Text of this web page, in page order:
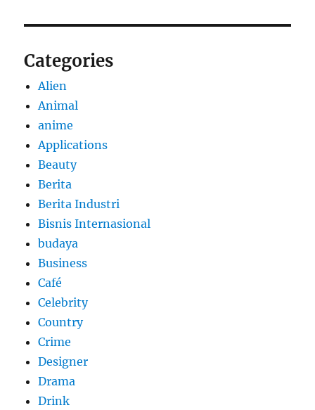
Categories
Alien
Animal
anime
Applications
Beauty
Berita
Berita Industri
Bisnis Internasional
budaya
Business
Café
Celebrity
Country
Crime
Designer
Drama
Drink